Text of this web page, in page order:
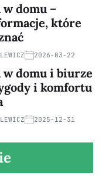
domu –
które
2026-03-22
w domu i biurze
i komfortu
2025-12-31